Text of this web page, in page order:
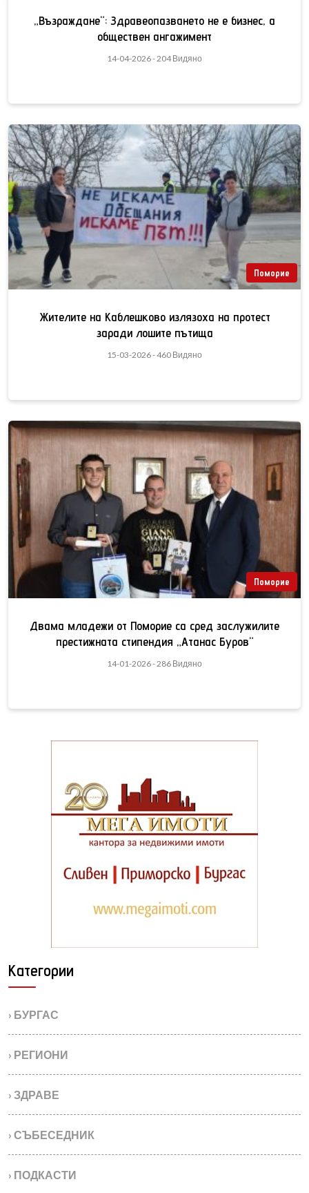
„Възраждане“: Здравеопазването не е бизнес, а
обществен ангажимент
14-04-2026 - 204 Видяно
Поморие
Жителите на Каблешково излязоха на протест
заради лошите пътища
15-03-2026 - 460 Видяно
Поморие
Двама младежи от Поморие са сред заслужилите
престижната стипендия „Атанас Буров“
14-01-2026 - 286 Видяно
Категории
› БУРГАС
› РЕГИОНИ
› ЗДРАВЕ
› СЪБЕСЕДНИК
› ПОДКАСТИ